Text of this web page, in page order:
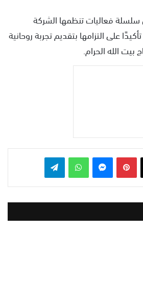
فعاليات تنظمها الشركة
على التزامها بتقديم تجربة روحانية
الله الحرام.
بينتيريست واتساب